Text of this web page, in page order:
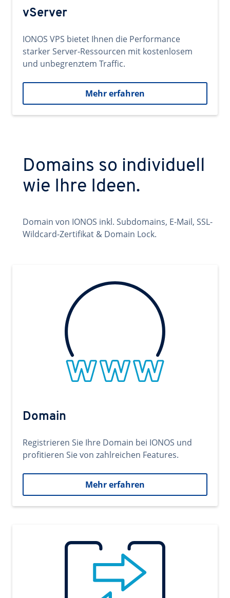
vServer
IONOS VPS bietet Ihnen die Performance
starker Server-Ressourcen mit kostenlosem
und unbegrenztem Traffic.
Mehr erfahren
Domains so individuell
wie Ihre Ideen.
Domain von IONOS inkl. Subdomains, E-Mail, SSL-
Wildcard-Zertifikat & Domain Lock.
Domain
Registrieren Sie Ihre Domain bei IONOS und
profitieren Sie von zahlreichen Features.
Mehr erfahren